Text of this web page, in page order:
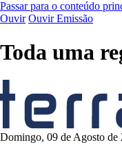
Passar para o conteúdo
Ouvir Ouvir Emissão
Toda uma
Domingo, 09 de Agosto de